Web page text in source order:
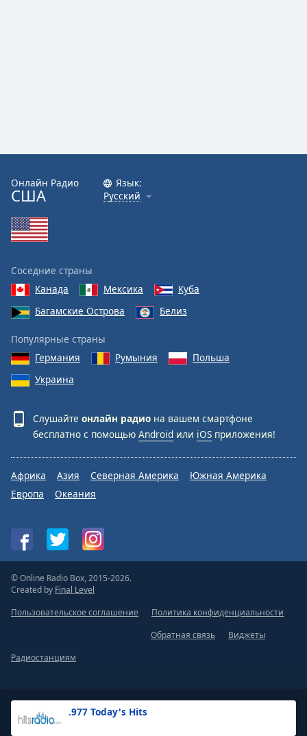
.977 Today's Hits
Онлайн Радио
США
Язык:
Русский
Соседние страны
Канада
Мексика
Куба
Багамские Острова
Белиз
Популярные страны
Германия
Румыния
Польша
Украина
Слушайте онлайн радио на вашем смартфоне
бесплатно с помощью Android или iOS приложения!
Африка Азия Северная Америка
Южная Америка
Европа
Океания
© Online Radio Box, 2015-2026.
Created by Final Level
Пользовательское соглашение
Политика конфиденциальности
Обратная связь
Виджеты
Радиостанциям